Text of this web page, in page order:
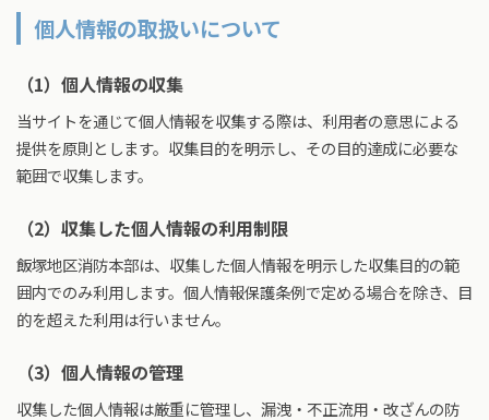
個人情報の取扱いについて
（1）個人情報の収集
当サイトを通じて個人情報を収集する際は、利用者の意思による
提供を原則とします。収集目的を明示し、その目的達成に必要な
範囲で収集します。
（2）収集した個人情報の利用制限
飯塚地区消防本部は、収集した個人情報を明示した収集目的の範
囲内でのみ利用します。個人情報保護条例で定める場合を除き、目
的を超えた利用は行いません。
（3）個人情報の管理
収集した個人情報は厳重に管理し、漏洩・不正流用・改ざんの防